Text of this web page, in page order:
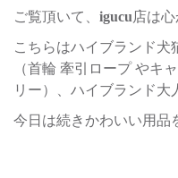
ご覧頂いて、 igucu店は
こちらはハイブランド犬
（首輪 牽引ロープ やキ
リー）、ハイブランド大
今日は続きかわいい用品